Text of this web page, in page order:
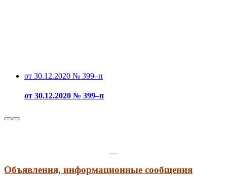
от 30.12.2020 № 399–п
от 30.12.2020 № 399–п
Объявления, информационные сообщения